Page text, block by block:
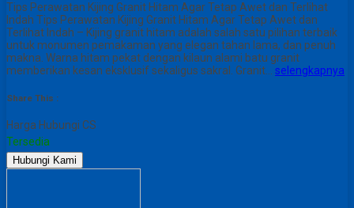
Tips Perawatan Kijing Granit Hitam Agar Tetap Awet dan Terlihat
Indah Tips Perawatan Kijing Granit Hitam Agar Tetap Awet dan
Terlihat Indah – Kijing granit hitam adalah salah satu pilihan terbaik
untuk monumen pemakaman yang elegan tahan lama, dan penuh
makna. Warna hitam pekat dengan kilaun alami batu granit
memberikan kesan eksklusif sekaligus sakral. Granit… selengkapnya
Share This :
Harga Hubungi CS
Tersedia
Hubungi Kami